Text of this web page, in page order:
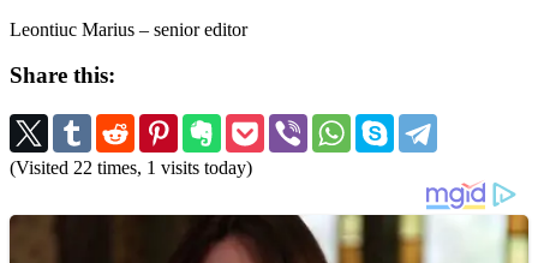
Leontiuc Marius – senior editor
Share this:
(Visited 22 times, 1 visits today)